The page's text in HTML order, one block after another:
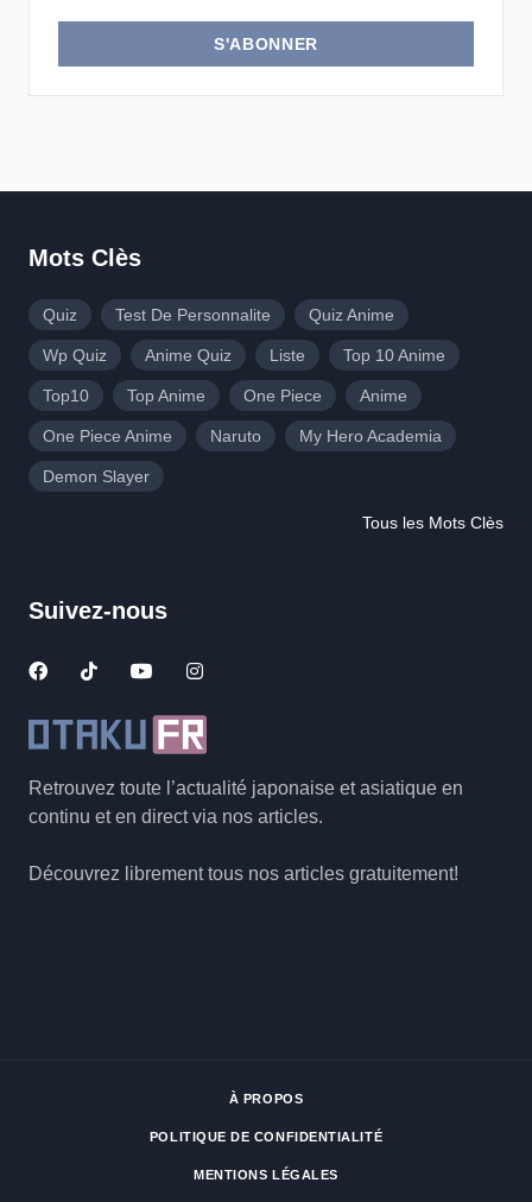
S'ABONNER
Retrouvez toute l’actualité japonaise et asiatique en
continu et en direct via nos articles.
Découvrez librement tous nos articles gratuitement!
Mots Clès
Quiz Test De Personnalite Quiz Anime
Wp Quiz Anime Quiz Liste Top 10 Anime
Top10 Top Anime One Piece Anime
One Piece Anime Naruto My Hero Academia
Demon Slayer
Tous les Mots Clès
Suivez-nous
À PROPOS
POLITIQUE DE CONFIDENTIALITÉ
MENTIONS LÉGALES